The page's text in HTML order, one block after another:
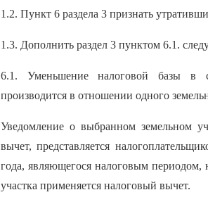
1.2. Пункт 6 раздела 3 признать
1.3. Дополнить раздел 3 пунктом 6.1.
6.1. Уменьшение налоговой базы в
производится в отношении одного
Уведомление о выбранном земельном
вычет, представляется
года, являющегося налоговым периодом,
участка применяется налоговый вычет.